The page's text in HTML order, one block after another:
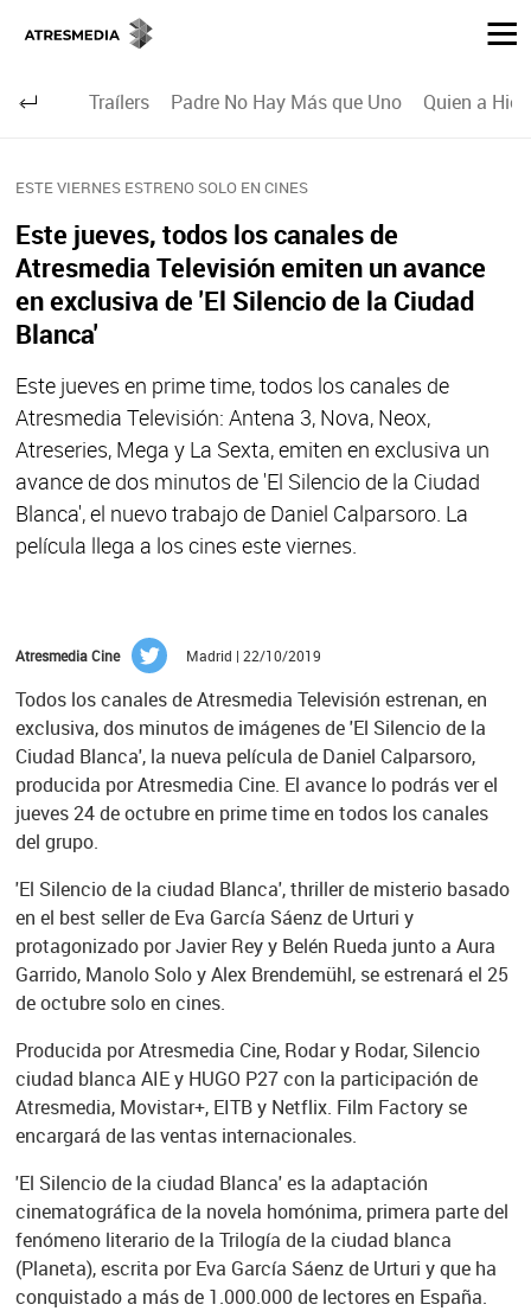
Traílers Padre No Hay Más que Uno Quien a
ESTE VIERNES ESTRENO SOLO EN CINES
Este jueves, todos los canales de
Atresmedia Televisión emiten un avance
en exclusiva de 'El Silencio de la Ciudad
Blanca'
Este jueves en prime time, todos los canales de
Atresmedia Televisión: Antena 3, Nova, Neox,
Atreseries, Mega y La Sexta, emiten en exclusiva un
avance de dos minutos de 'El Silencio de la Ciudad
Blanca', el nuevo trabajo de Daniel Calparsoro. La
película llega a los cines este viernes.
Atresmedia Cine Madrid | 22/10/2019
Todos los canales de Atresmedia Televisión estrenan, en
exclusiva, dos minutos de imágenes de 'El Silencio de la
Ciudad Blanca', la nueva película de Daniel Calparsoro,
producida por Atresmedia Cine. El avance lo podrás ver el
jueves 24 de octubre en prime time en todos los canales
del grupo.
'El Silencio de la ciudad Blanca', thriller de misterio basado
en el best seller de Eva García Sáenz de Urturi y
protagonizado por Javier Rey y Belén Rueda junto a Aura
Garrido, Manolo Solo y Alex Brendemühl, se estrenará el 25
de octubre solo en cines.
Producida por Atresmedia Cine, Rodar y Rodar, Silencio
ciudad blanca AIE y HUGO P27 con la participación de
Atresmedia, Movistar+, EITB y Netflix. Film Factory se
encargará de las ventas internacionales.
'El Silencio de la ciudad Blanca' es la adaptación
cinematográfica de la novela homónima, primera parte del
fenómeno literario de la Trilogía de la ciudad blanca
(Planeta), escrita por Eva García Sáenz de Urturi y que ha
conquistado a más de 1.000.000 de lectores en España.